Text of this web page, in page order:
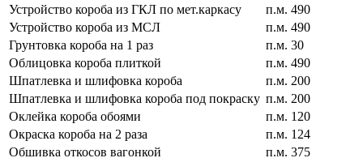
Устройство короба из ГКЛ по мет.каркасу
п.м. 490
Устройство короба из МСЛ
п.м. 490
Грунтовка короба на 1 раз
п.м. 30
Облицовка короба плиткой
п.м. 490
Шпатлевка и шлифовка короба
п.м. 200
Шпатлевка и шлифовка короба под покраску п.м. 200
Оклейка короба обоями
п.м. 120
Окраска короба на 2 раза
п.м. 124
Обшивка откосов вагонкой
п.м. 375